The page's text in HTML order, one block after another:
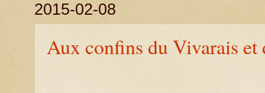
2015-02-08
Aux confins du Vivarais et